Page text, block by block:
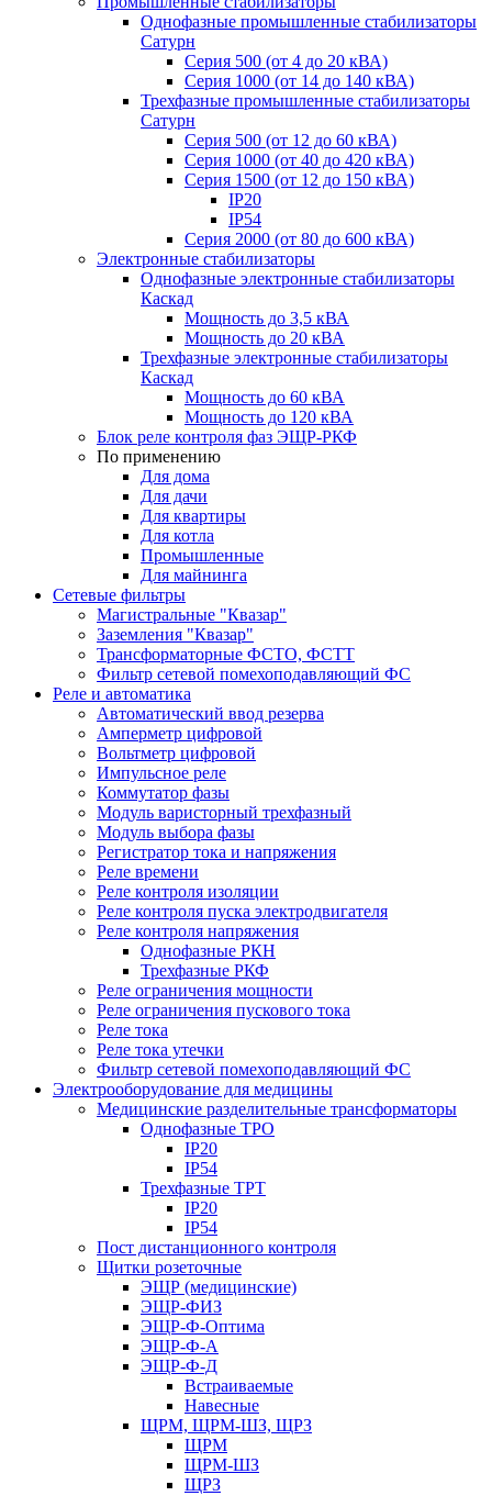
Однофазные промышленные стабилизаторы
Сатурн
Серия 500 (от 4 до 20 кВА)
Серия 1000 (от 14 до 140 кВА)
Трехфазные промышленные стабилизаторы
Сатурн
Cерия 500 (от 12 до 60 кВА)
Серия 1000 (от 40 до 420 кВА)
Серия 1500 (от 12 до 150 кВА)
IP20
IP54
Серия 2000 (от 80 до 600 кВА)
Электронные стабилизаторы
Однофазные электронные стабилизаторы
Каскад
Мощность до 3,5 кВА
Мощность до 20 кВА
Трехфазные электронные стабилизаторы
Каскад
Мощность до 60 кВА
Мощность до 120 кВА
Блок реле контроля фаз ЭЩР-РКФ
По применению
Для дома
Для дачи
Для квартиры
Для котла
Промышленные
Для майнинга
Сетевые фильтры
Магистральные "Квазар"
Заземления "Квазар"
Трансформаторные ФСТО, ФСТТ
Фильтр сетевой помехоподавляющий ФС
Реле и автоматика
Автоматический ввод резерва
Амперметр цифровой
Вольтметр цифровой
Импульсное реле
Коммутатор фазы
Модуль варисторный трехфазный
Модуль выбора фазы
Регистратор тока и напряжения
Реле времени
Реле контроля изоляции
Реле контроля пуска электродвигателя
Реле контроля напряжения
Однофазные РКН
Трехфазные РКФ
Реле ограничения мощности
Реле ограничения пускового тока
Реле тока
Реле тока утечки
Фильтр сетевой помехоподавляющий ФС
Электрооборудование для медицины
Медицинские разделительные трансформаторы
Однофазные ТРО
IP20
IP54
Трехфазные ТРТ
IP20
IP54
Пост дистанционного контроля
Щитки розеточные
ЭЩР (медицинские)
ЭЩР-ФИЗ
ЭЩР-Ф-Оптима
ЭЩР-Ф-А
ЭЩР-Ф-Д
Встраиваемые
Навесные
ЩРМ, ЩРМ-ШЗ, ЩРЗ
ЩРМ
ЩРМ-ШЗ
ЩРЗ